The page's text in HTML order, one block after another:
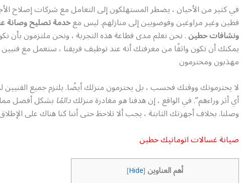
في كثير من الأحيان ، يضطر المستهلكون إلى التعامل مع شركات إصلاح
فظين وغير مراوغين وفوضويين إلى منازلهم. ليس معخدمة تصليح وصانة
ونشافات حطين. نحن نعلم مدى فظاعة هذه التجربة ، ونحن ملتزمون بأن
يمكنك أن تكون واثقًا من معرفتك أنه عند توظيف فريقنا ، ستعمل مع فنيين
مهذبون ومحترمون
لا يحترمونك ووقتك فحسب ، بل يحترمون منزلك أيضًا. يلتزم جميع الفنيين
أي أثر وراءهم”. في الواقع ، إن هدفناهومغادرة منزلكدائمًا بشكل أفضل مما
وصلنا. بخلاف أجهزتك الثابتة ، يجب ألا تلاحظ حتى أننا كنا هناك على
صيانة غسالات اتوماتيك حطين
أهم العناوين [
Hide
]